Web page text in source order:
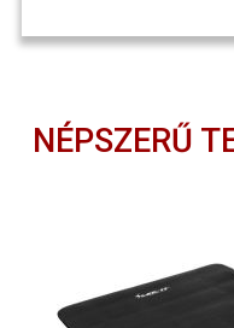
NÉPSZERŰ